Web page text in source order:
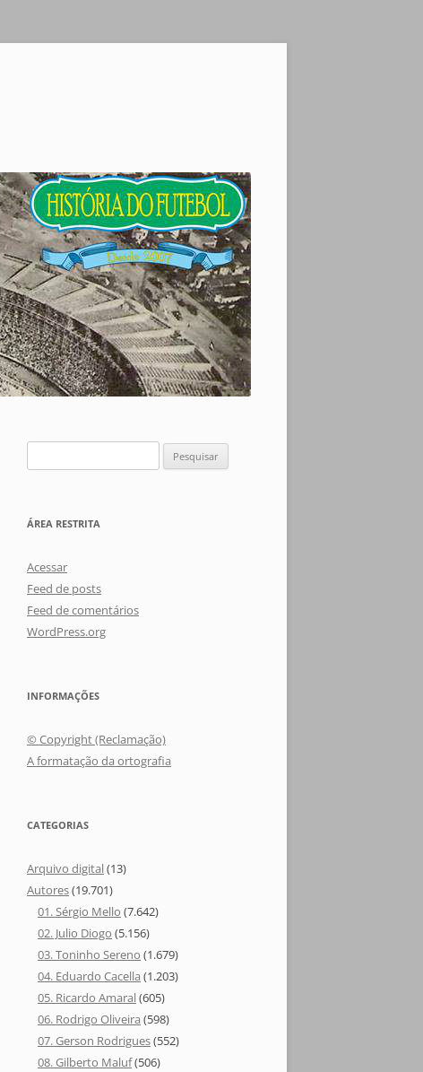
por:
ÁREA RESTRITA
Acessar
Feed de posts
Feed de comentários
WordPress.org
INFORMAÇÕES
© Copyright (Reclamação)
A formatação da ortografia
CATEGORIAS
Arquivo digital(13)
Autores(19.701)
01. Sérgio Mello (7.642)
02. Julio Diogo (5.156)
03. Toninho Sereno (1.679)
04. Eduardo Cacella (1.203)
05. Ricardo Amaral(605)
06. Rodrigo Oliveira (598)
07. Gerson Rodrigues(552)
08. Gilberto Maluf(506)